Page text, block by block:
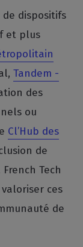
de dispositifs
et plus
Tandem -
des
ou
Cl’Hub des
de
Tech
valoriser ces
de